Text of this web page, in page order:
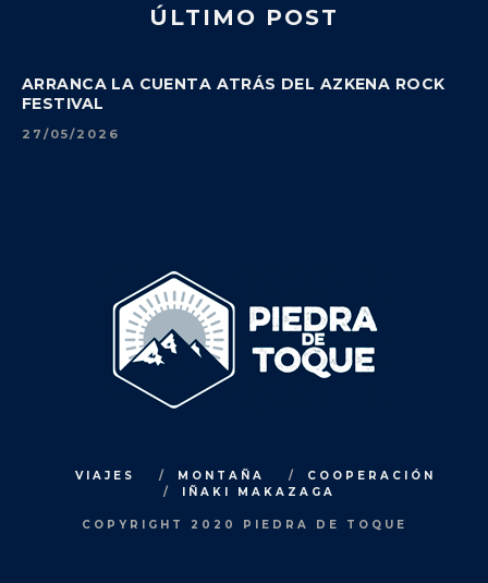
ÚLTIMO POST
ARRANCA LA CUENTA ATRÁS DEL AZKENA ROCK
FESTIVAL
27/05/2026
VIAJES MONTAÑA
COOPERACIÓN
IÑAKI MAKAZAGA
COPYRIGHT 2020 PIEDRA DE TOQUE